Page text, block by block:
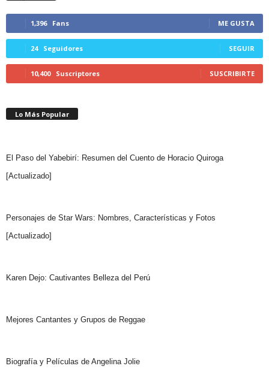
1,396 Fans ME GUSTA
24 Seguidores SEGUIR
10,400 Suscriptores SUSCRIBIRTE
Lo Más Popular
El Paso del Yabebirí: Resumen del Cuento de Horacio Quiroga
[Actualizado]
Personajes de Star Wars: Nombres, Características y Fotos
[Actualizado]
Karen Dejo: Cautivantes Belleza del Perú
Mejores Cantantes y Grupos de Reggae
Biografía y Películas de Angelina Jolie